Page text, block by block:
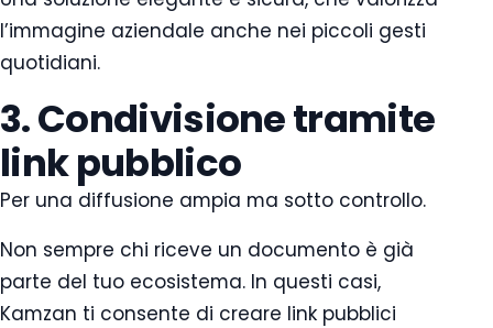
l’immagine aziendale anche nei piccoli gesti
quotidiani.
3. Condivisione tramite
link pubblico
Per una diffusione ampia ma sotto controllo.
Non sempre chi riceve un documento è già
parte del tuo ecosistema. In questi casi,
Kamzan ti consente di creare link pubblici